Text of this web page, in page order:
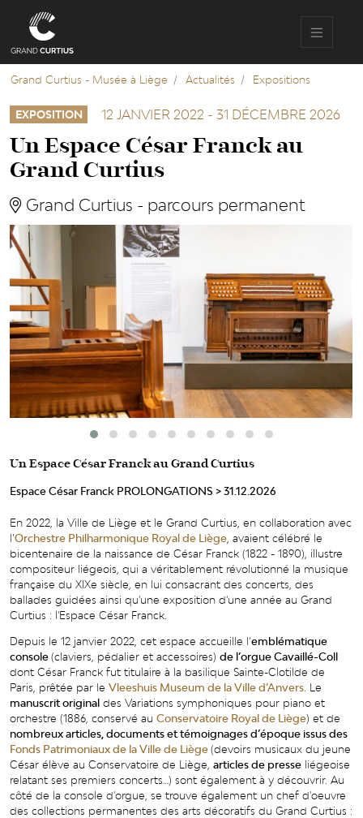
contenu
principal
Grand Curtius - Musée à Liège
Actualités Expositions
EXPOSITION 12 JANVIER 2022 - 31 DÉCEMBRE 2026
Un Espace César Franck au
Grand Curtius
Grand Curtius - parcours permanent
Un Espace César Franck au Grand Curtius
Espace César Franck PROLONGATIONS > 31.12.2026
En 2022, la Ville de Liège et le Grand Curtius, en collaboration avec
l’Orchestre Philharmonique Royal de Liège , avaient célébré le
bicentenaire de la naissance de César Franck (1822 - 1890), illustre
compositeur liégeois, qui a véritablement révolutionné la musique
française du XIXe siècle, en lui consacrant des concerts, des
ballades guidées ainsi qu'une exposition d'une année au Grand
Curtius : l'Espace César Franck.
Depuis le 12 janvier 2022, cet espace accueille l’emblématique
console(claviers, pédalier et accessoires) de l’orgue Cavaillé-Coll
dont César Franck fut titulaire à la basilique Sainte-Clotilde de
Paris, prêtée par le Vleeshuis Museum de la Ville d’Anvers . Le
manuscrit original des Variations symphoniques pour piano et
orchestre (1886, conservé au Conservatoire Royal de Liège) et de
nombreux articles, documents et témoignages d’époque issus des
Fonds Patrimoniaux de la Ville de Liège(devoirs musicaux du jeune
César élève au Conservatoire de Liège, articles de presse liégeoise
relatant ses premiers concerts…) sont également à y découvrir. Au
côté de la console d'orgue, se trouve également un chef d'oeuvre
des collections permanentes des arts décoratifs du Grand Curtius :